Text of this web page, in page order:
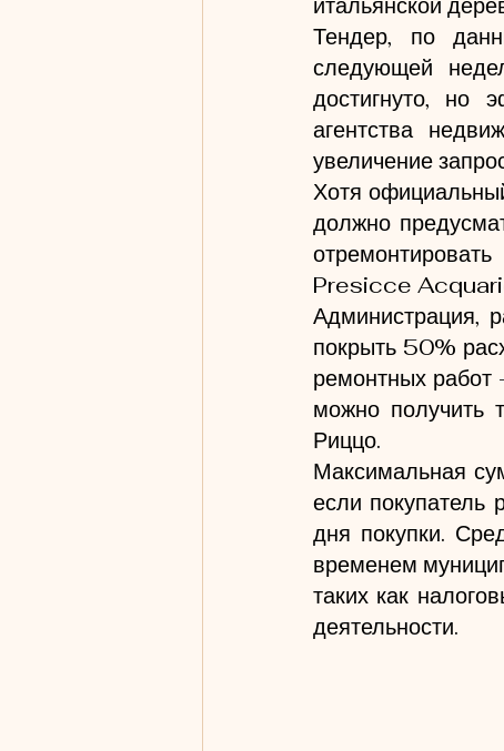
Тендер, по
следующей
достигнуто, но
агентства
увеличение
Хотя
должно
Presicce
Администрация,
покрыть 50%
ремонтных
можно получить
Риццо.
Максимальная
если
дня покупки.
временем
таких как
деятельности.